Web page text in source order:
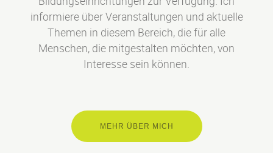
informiere über Veranstaltungen und aktuelle
Themen in diesem Bereich, die für alle
Menschen, die mitgestalten möchten, von
Interesse sein können.
MEHR ÜBER MICH